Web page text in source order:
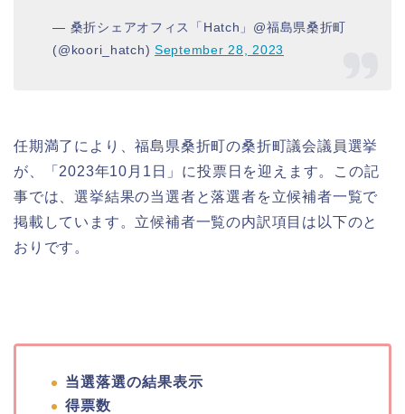
— 桑折シェアオフィス「Hatch」@福島県桑折町
(@koori_hatch) September 28, 2023
任期満了により、福島県桑折町の桑折町議会議員選挙
が、「2023年10月1日」に投票日を迎えます。この記
事では、選挙結果の当選者と落選者を立候補者一覧で
掲載しています。立候補者一覧の内訳項目は以下のと
おりです。
当選落選の結果表示
得票数